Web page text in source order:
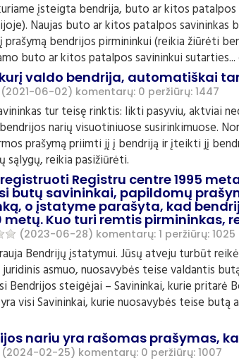
įsteigta bendrija, buto ar kitos patalpos
Naujas buto ar kitos patalpos savininkas
bendrijos pirmininkui (reikia žiūrėti
buto ar kitos patalpos savininkui sutarties...
valdo bendrija, automatiškai
(2021-06-02) komentarų: 0 peržiūrų: 1447
tur teisę rinktis: likti pasyviu, aktviai
narių visuotiniuose susirinkimuose.
prašymą priimti jį į bendriją ir įteikti jį
reikia pasižiūrėti.
Registru centre 1995
butų savininkai, papildomų
o įstatyme parašyta, kad
Kuo turi remtis pirmininkas,
(2023-06-28) komentarų: 1 peržiūrų: 1025
Bendrijų įstatymui. Jūsų atveju turbūt
asmuo, nuosavybės teise valdantis
steigėjai – Savininkai, kurie pritarė
visi Savininkai, kurie nuosavybės teise butą
nariu yra rašomas prašymas,
(2024-02-25) komentarų: 0 peržiūrų: 1007